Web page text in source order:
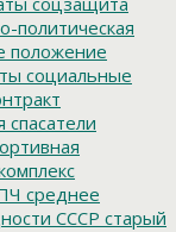
политическая
положение
социальные
спасатели
среднее
СССР старый